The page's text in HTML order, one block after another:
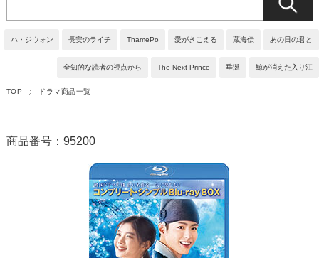
ハ・ジウォン 長安のライチ ThamePo 愛がきこえる 蔵海伝 あの日の君と
全知的な読者の視点から The Next Prince 垂涎 鯨が消えた入り江
TOP ドラマ商品一覧
商品番号：95200